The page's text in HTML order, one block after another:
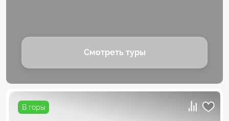
Смотреть туры
В горы